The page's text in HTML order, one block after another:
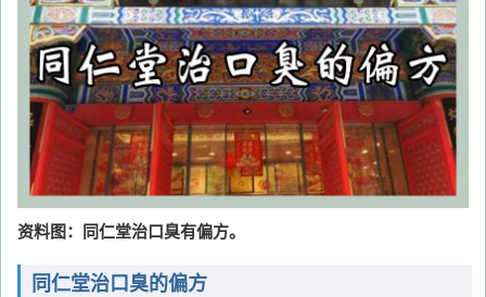
资料图：同仁堂治口臭有偏方。
同仁堂治口臭的偏方